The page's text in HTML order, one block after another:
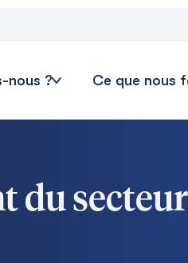
nous ? Ce que nous
du